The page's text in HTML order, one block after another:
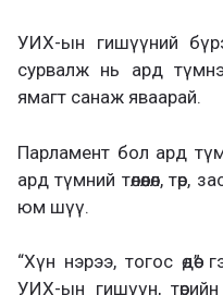
УИХ-ын гишүүний
сурвалж нь ард
ямагт санаж яваарай.
Парламент бол ард
ард түмний төлөөлөл,
юм шүү.
“Хүн нэрээ, тогос
УИХ-ын гишүүн,